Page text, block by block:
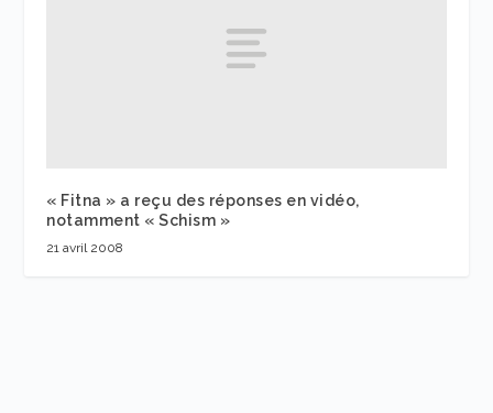
« Fitna » a reçu des réponses en vidéo,
notamment « Schism »
21 avril 2008